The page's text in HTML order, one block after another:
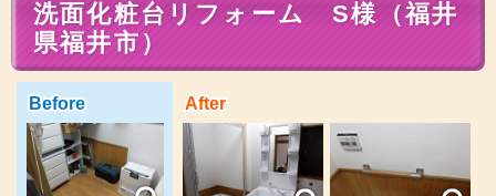
洗面化粧台リフォーム S様（福井
県福井市）
Before After